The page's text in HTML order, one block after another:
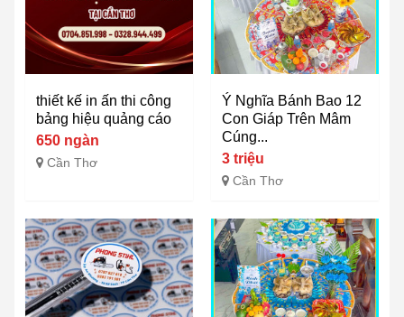
thiết kế in ấn thi công
bảng hiệu quảng cáo
650 ngàn
Cần Thơ
Ý Nghĩa Bánh Bao 12
Con Giáp Trên Mâm
Cúng...
3 triệu
Cần Thơ